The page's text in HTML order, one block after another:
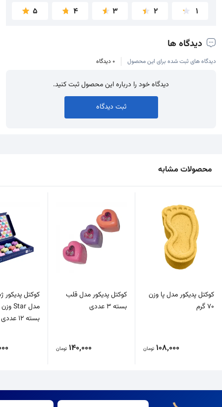
1
2
3
4
5
دیدگاه ها
دیدگاه های ثبت شده برای این محصول 0 دیدگاه
دیدگاه خود را درباره این محصول ثبت کنید.
ثبت دیدگاه
محصولات مشابه
کوکتل پدیکور مدل پا وزن
70 گرم
108,000 تومان
کوکتل پدیکور مدل قلب
بسته 3 عددی
140,000 تومان
کوکتل پدیکور
بسته 12 عددی